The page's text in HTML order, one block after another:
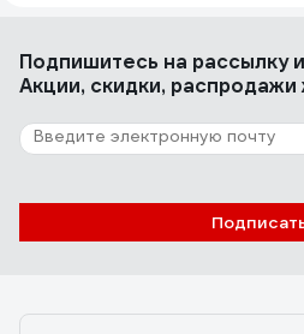
Подпишитесь на рассылку
Акции, скидки, распродажи